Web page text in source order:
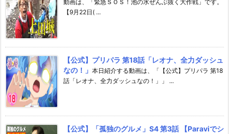
動画は、「緊急ＳＯＳ！池の水ぜんぶ抜く大作戦」です。
【9月22日( ...
【公式】プリパラ 第18話「レオナ、全力ダッシュ
なの！」 本日紹介する動画は、「【公式】プリパラ 第18
話「レオナ、全力ダッシュなの！」」 ...
【公式】「孤独のグルメ」S4 第3話 【Paraviでシ